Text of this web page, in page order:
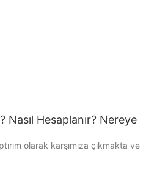
Nasıl Hesaplanır? Nereye
olarak karşımıza çıkmakta ve